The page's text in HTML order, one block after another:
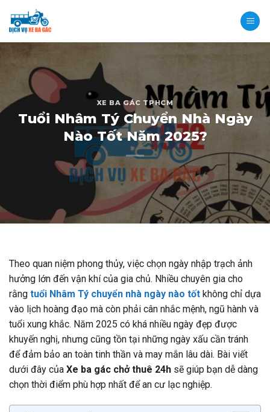
content
XE BA GÁC TPHCM
Tuổi Nhâm Tý Chuyển Nhà Ngày
Nào Tốt Năm 2025?
Theo quan niệm phong thủy, việc chọn ngày nhập trạch ảnh
hưởng lớn đến vận khí của gia chủ. Nhiều chuyên gia cho
rằng tuổi Nhâm Tý chuyển nhà ngày nào tốt không chỉ dựa
vào lịch hoàng đạo mà còn phải cân nhắc mệnh, ngũ hành và
tuổi xung khắc. Năm 2025 có khá nhiều ngày đẹp được
khuyến nghị, nhưng cũng tồn tại những ngày xấu cần tránh
để đảm bảo an toàn tinh thần và may mắn lâu dài. Bài viết
dưới đây của Xe ba gác chở thuê 24h sẽ giúp bạn dễ dàng
chọn thời điểm phù hợp nhất để an cư lạc nghiệp.